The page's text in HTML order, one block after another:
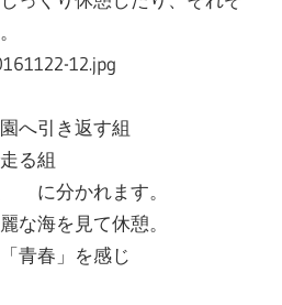
へ引き返す組
る組
に分かれます。
な海を見て休憩。
青春」を感じ